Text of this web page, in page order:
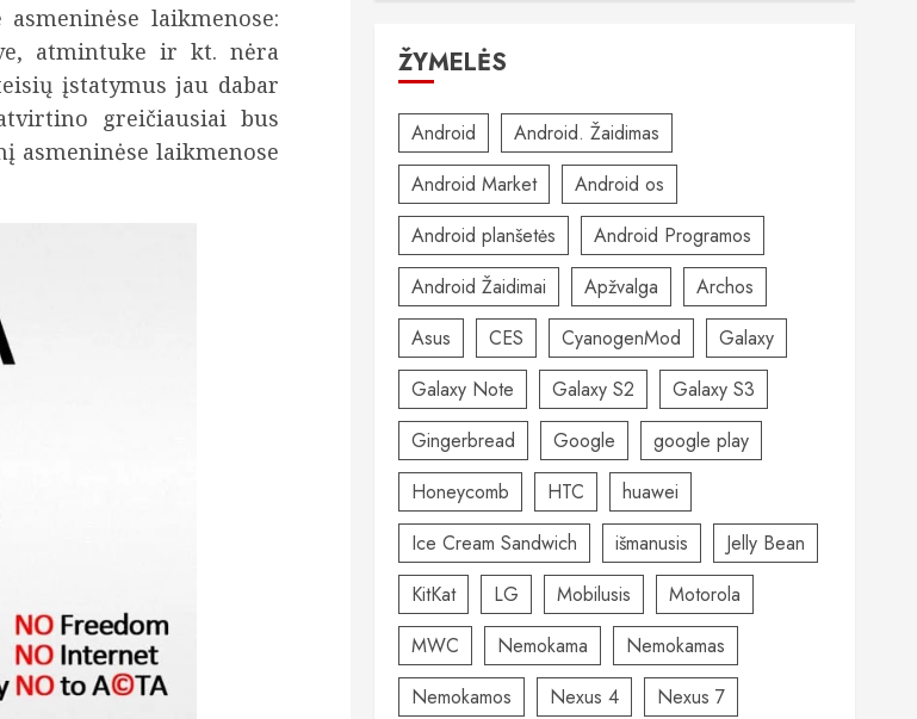
laikmenose:
atmintuke ir kt. nėra
įstatymus jau dabar
greičiausiai bus
asmeninėse laikmenose
ŽYMELĖS
Android
Android. Žaidimas
Android Market
Android os
Android planšetės
Android Programos
Android Žaidimai
Apžvalga
Archos
Asus
CES CyanogenMod
Galaxy
Galaxy Note
Galaxy S2
Galaxy S3
Gingerbread
Google
google play
Honeycomb
HTC
huawei
Ice Cream Sandwich
išmanusis
Jelly Bean
KitKat
LG Mobilusis
Motorola
MWC
Nemokama
Nemokamas
Nemokamos
Nexus 4
Nexus 7